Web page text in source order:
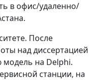
в офис/удаленно/
После
над диссертацией
на Delphi.
станции, на